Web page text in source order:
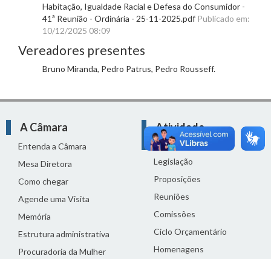
Habitação, Igualdade Racial e Defesa do Consumidor -
41ª Reunião - Ordinária - 25-11-2025.pdf Publicado em:
10/12/2025 08:09
Vereadores presentes
Bruno Miranda, Pedro Patrus, Pedro Rousseff.
A Câmara
Entenda a Câmara
Mesa Diretora
Como chegar
Agende uma Visita
Memória
Estrutura administrativa
Procuradoria da Mulher
Atividade
Legislativa
Legislação
Proposições
Reuniões
Comissões
Ciclo Orçamentário
Homenagens